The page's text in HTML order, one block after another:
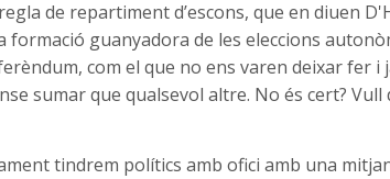
de repartiment d’escons, que en diuen
formació guanyadora de les eleccions
com el que no ens varen deixar fer i
sumar que qualsevol altre. No és cert?
tindrem polítics amb ofici amb una